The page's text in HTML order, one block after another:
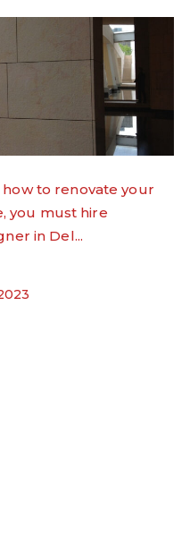
to renovate your
you must hire
in Del...